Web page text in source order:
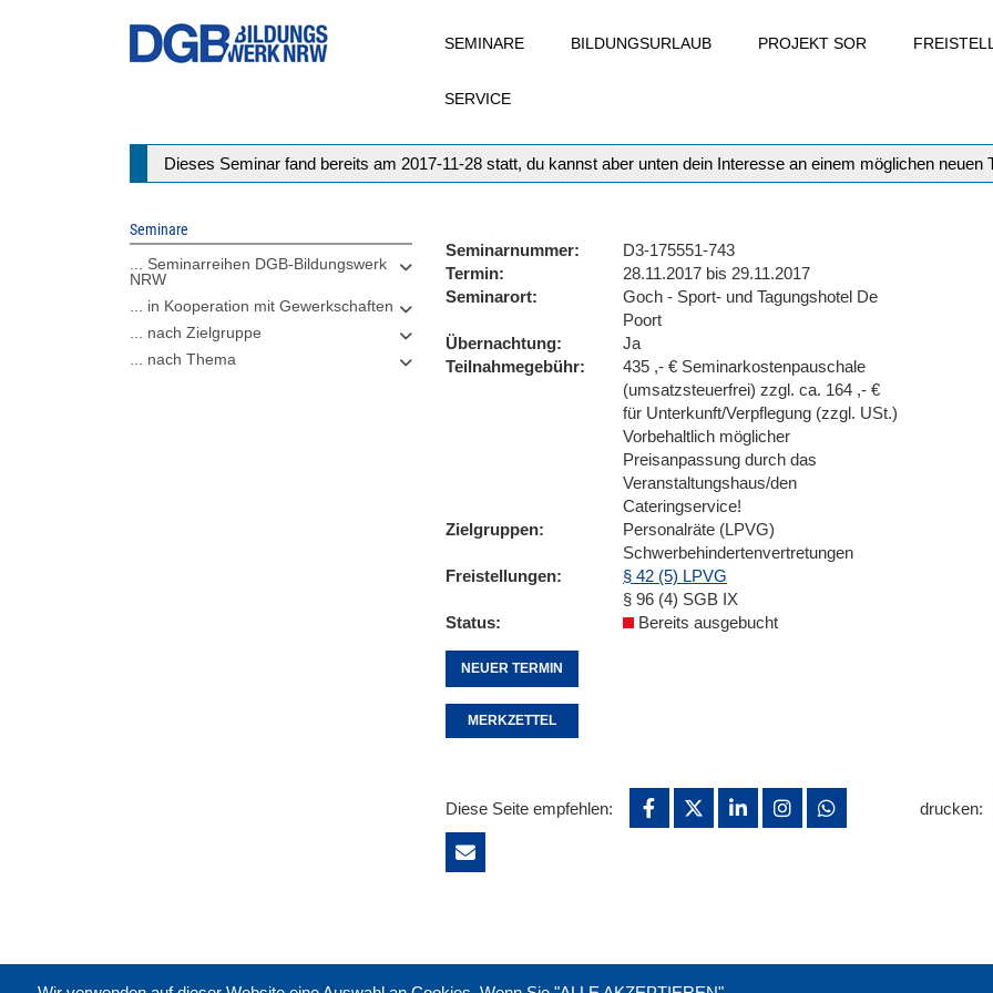
SEMINARE BILDUNGSURLAUB PROJEKT SOR
SERVICE
Statusmeldung
Dieses Seminar fand bereits am 2017-11-28 statt, du kannst aber unten dein Interesse an einem möglichen neuen
Seminare
... Seminarreihen DGB-Bildungswerk
NRW
... in Kooperation mit Gewerkschaften
... nach Zielgruppe
... nach Thema
Seminarnummer
D3-175551-743
Termin
28.11.2017 bis 29.11.2017
Seminarort
Goch - Sport- und Tagungshotel De
Poort
Übernachtung
Ja
Teilnahmegebühr
435 ,- € Seminarkostenpauschale
(umsatzsteuerfrei) zzgl. ca. 164 ,- €
für Unterkunft/Verpflegung (zzgl. USt.)
Vorbehaltlich möglicher
Preisanpassung durch das
Veranstaltungshaus/den
Cateringservice!
Zielgruppen
Personalräte (LPVG)
Schwerbehindertenvertretungen
Freistellungen
§ 42 (5) LPVG
§ 96 (4) SGB IX
Status
Bereits ausgebucht
NEUER TERMIN
MERKZETTEL
Diese Seite empfehlen: drucken: